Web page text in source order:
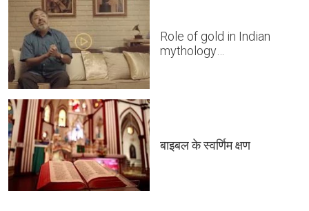
Role of gold in Indian
mythology
बाइबल के स्वर्णिम क्षण